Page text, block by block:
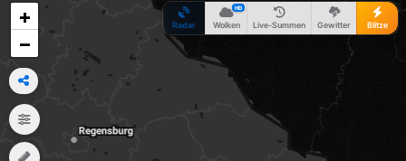
Radar Wolken
HD
Live-Summen Gewitter Blitze
+
−